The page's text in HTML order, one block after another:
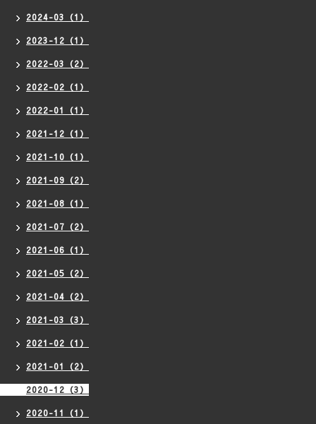
2024-03（1）
2023-12（1）
2022-03（2）
2022-02（1）
2022-01（1）
2021-12（1）
2021-10（1）
2021-09（2）
2021-08（1）
2021-07（2）
2021-06（1）
2021-05（2）
2021-04（2）
2021-03（3）
2021-02（1）
2021-01（2）
2020-12（3）
2020-11（1）